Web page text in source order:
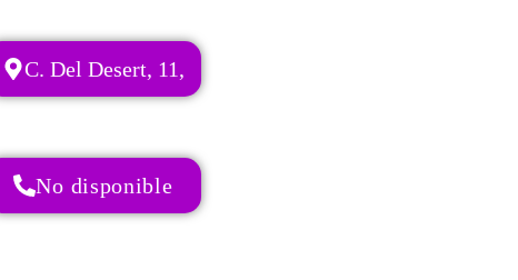
C. Del Desert, 11,
No disponible